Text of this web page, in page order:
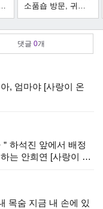
소품숍 방문, 귀여
운 아이템들 등장에
계속되는 심쿵🤣,
댓글 0개
, 엄마야 [사랑이 온
하석진 앞에서 배정
는 안희연 [사랑이 온
목숨 지금 내 손에 있